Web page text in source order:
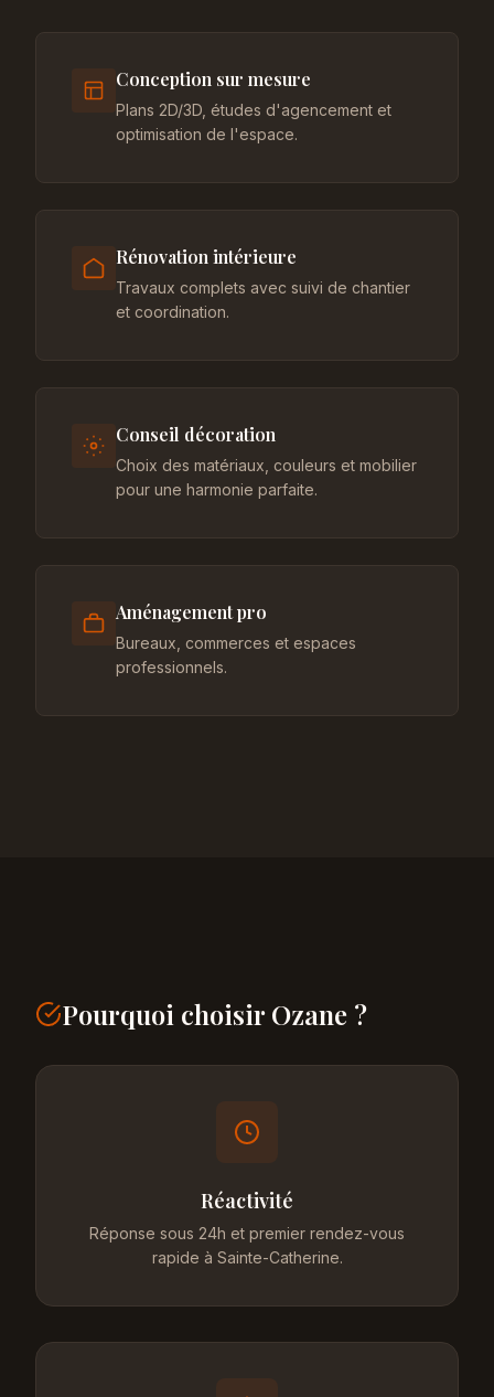
Conception sur mesure
Plans 2D/3D, études d'agencement et
optimisation de l'espace.
Rénovation intérieure
Travaux complets avec suivi de chantier
et coordination.
Conseil décoration
Choix des matériaux, couleurs et mobilier
pour une harmonie parfaite.
Aménagement pro
Bureaux, commerces et espaces
professionnels.
Pourquoi choisir Ozane ?
Réactivité
Réponse sous 24h et premier rendez-vous
rapide à Sainte-Catherine.